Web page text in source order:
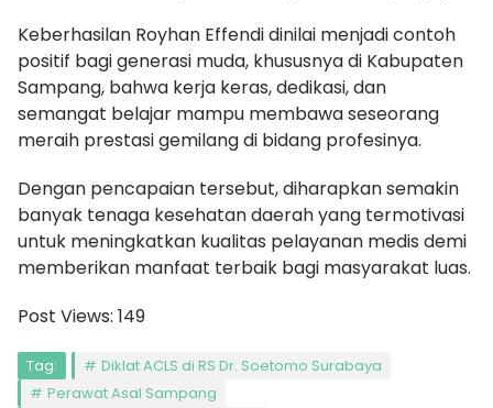
Keberhasilan Royhan Effendi dinilai menjadi contoh
positif bagi generasi muda, khususnya di Kabupaten
Sampang, bahwa kerja keras, dedikasi, dan
semangat belajar mampu membawa seseorang
meraih prestasi gemilang di bidang profesinya.
Dengan pencapaian tersebut, diharapkan semakin
banyak tenaga kesehatan daerah yang termotivasi
untuk meningkatkan kualitas pelayanan medis demi
memberikan manfaat terbaik bagi masyarakat luas.
Post Views: 149
Tag:
Diklat ACLS di RS Dr. Soetomo Surabaya
Perawat Asal Sampang